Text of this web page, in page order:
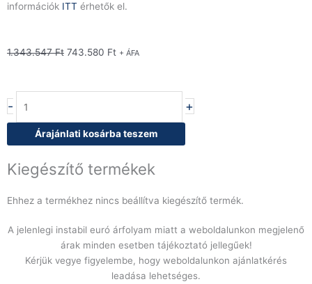
információk ITT érhetők el.
1.343.547Ft Original
743.580 FtCurrent
+ ÁFA
-
WUP-
B
ipari
és
zagyszivattyúval
mosogatószer
+
Árajánlati kosárba teszem
Kiegészítő termékek
Ehhez a termékhez nincs beállítva kiegészítő termék.
A jelenlegi instabil euró árfolyam miatt a weboldalunkon megjelenő
árak minden esetben tájékoztató jellegűek!
Kérjük vegye figyelembe, hogy weboldalunkon ajánlatkérés
leadása lehetséges.